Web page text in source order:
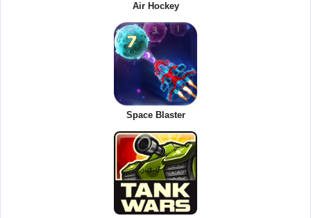
Air Hockey
Space Blaster